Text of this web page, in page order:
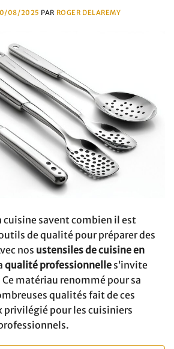
08/2025 PAR ROGER DELAREMY
cuisine savent combien il est
de qualité pour préparer des
nos ustensiles de cuisine en
qualité professionnelle s’invite
matériau renommé pour sa
qualités fait de ces
privilégié pour les cuisiniers